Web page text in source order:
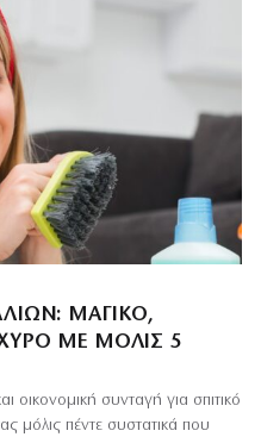
ΜΑΓΙΚΌ,
ΜΕ ΜΌΛΙΣ 5
οικονομική συνταγή για σπιτικό
μόλις πέντε συστατικά που